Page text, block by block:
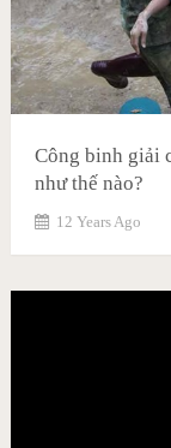
Công binh giải
như thế nào?
12 Years Ago